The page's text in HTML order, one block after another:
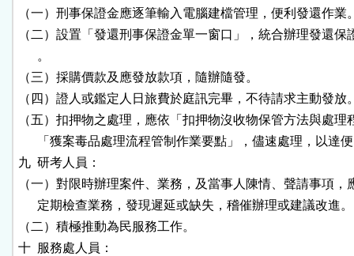
（一）刑事保證金應逐筆輸入電腦建檔管理，便利發還作業
（二）設置「發還刑事保證金單一窗口」，統合辦理發還保
      。
（三）採購價款及應發放款項，隨辦隨發。
（四）證人或鑑定人日旅費於庭訊完畢，不待請求主動發放
（五）扣押物之處理，應依「扣押物沒收物保管方法與處理
「獲案毒品處理流程管制作業要點」，儘速處理，以達
九  研考人員：
（一）對限時辦理案件、業務，及當事人陳情、聲請事項，
      定期檢查業務，發現遲延或缺失，稽催辦理或建議改進。
（二）積極推動為民服務工作。
十  服務處人員：